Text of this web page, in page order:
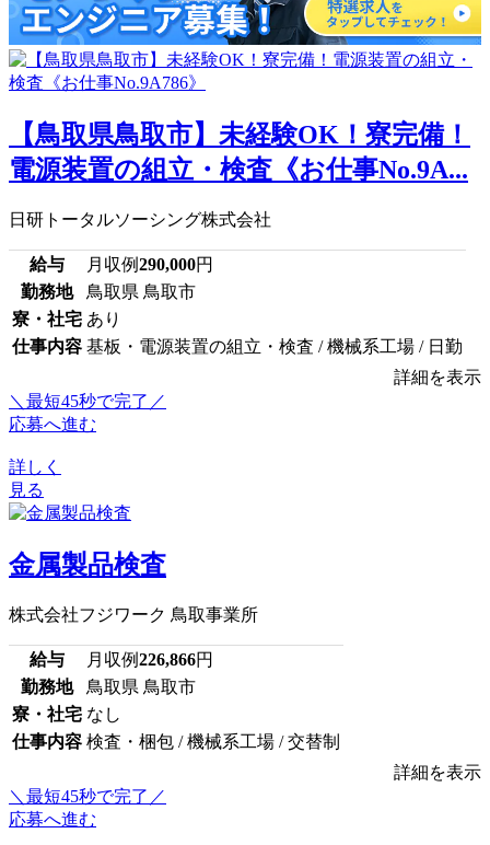
【鳥取県鳥取市】未経験OK！寮完備！
電源装置の組立・検査《お仕事No.9A...
日研トータルソーシング株式会社
給与 月収例290,000円
勤務地
鳥取県 鳥取市
寮・社宅 あり
仕事内容 基板・電源装置の組立・検査 / 機械系工場 / 日勤
詳細を表示
＼最短45秒で完了／
応募へ進む
詳しく
見る
金属製品検査
株式会社フジワーク 鳥取事業所
給与 月収例226,866円
勤務地
鳥取県 鳥取市
寮・社宅 なし
仕事内容 検査・梱包 / 機械系工場 / 交替制
詳細を表示
＼最短45秒で完了／
応募へ進む